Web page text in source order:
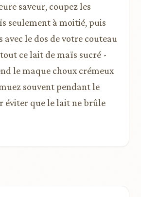
saveur, coupez les
seulement à moitié, puis
avec le dos de votre couteau
ce lait de maïs sucré -
le maque choux crémeux
souvent pendant le
éviter que le lait ne brûle